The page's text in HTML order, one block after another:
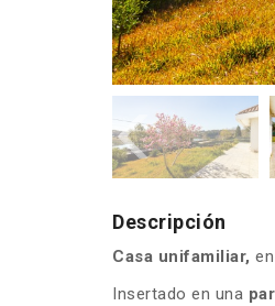
Descripción
Casa unifamiliar, en
Insertado en una